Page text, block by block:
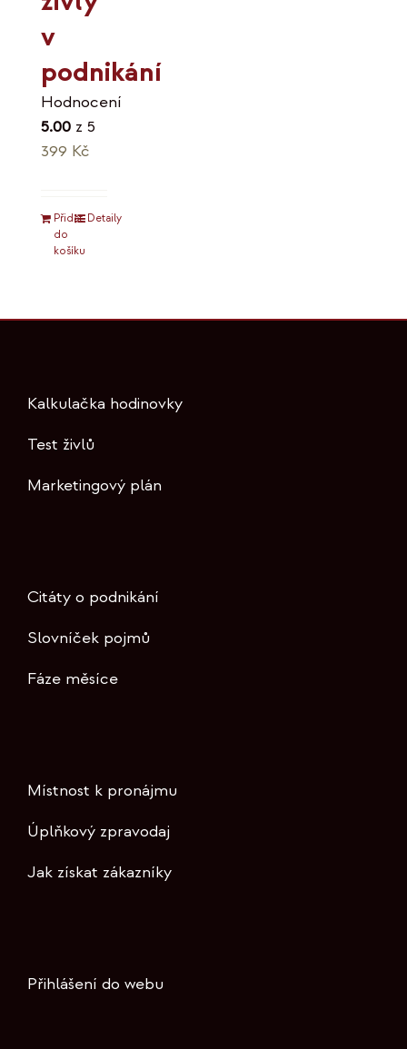
v
podnikání
Hodnocení
5.00 z 5
399 Kč
Přidat
do
košíku
Detaily
Kalkulačka hodinovky
Test živlů
Marketingový plán
Citáty o podnikání
Slovníček pojmů
Fáze měsíce
Místnost k pronájmu
Úplňkový zpravodaj
Jak získat zákazníky
Přihlášení do webu